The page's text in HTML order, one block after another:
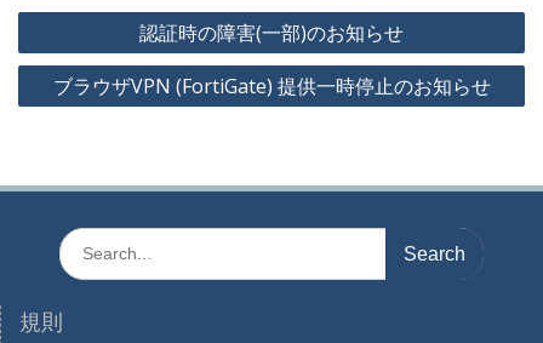
投
稿
ー
ン
認証時の障害(一部)のお知らせ
ブラウザVPN (FortiGate) 提供一時停止のお知らせ
Search
for:
規則